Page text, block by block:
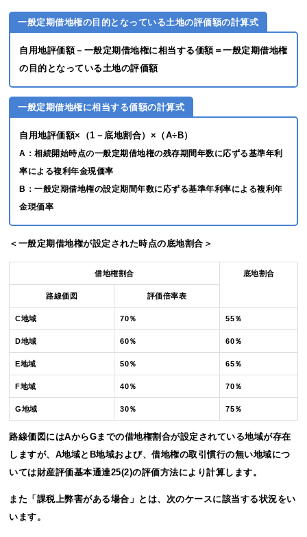
一般定期借地権の目的となっている土地の評価額の計算式
自用地評価額－一般定期借地権に相当する価額＝一般定期借地権
の目的となっている土地の評価額
一般定期借地権に相当する価額の計算式
自用地評価額×（1－底地割合）×（A÷B）
A：相続開始時点の一般定期借地権の残存期間年数に応ずる基準年利
率による複利年金現価率
B：一般定期借地権の設定期間年数に応ずる基準年利率による複利年
金現価率
＜一般定期借地権が設定された時点の底地割合＞
借地権割合 底地割合
路線価図 評価倍率表
C地域 70％ 55％
D地域 60％ 60％
E地域 50％ 65％
F地域 40％ 70％
G地域 30％ 75％
路線価図にはAからGまでの借地権割合が設定されている地域が存在
しますが、A地域とB地域および、借地権の取引慣行の無い地域につ
いては財産評価基本通達25(2)の評価方法により計算します。
また「課税上弊害がある場合」とは、次のケースに該当する状況をい
います。